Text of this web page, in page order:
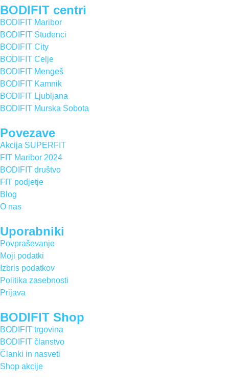
BODIFIT centri
BODIFIT Maribor
BODIFIT Studenci
BODIFIT City
BODIFIT Celje
BODIFIT Mengeš
BODIFIT Kamnik
BODIFIT Ljubljana
BODIFIT Murska Sobota
Povezave
Akcija SUPERFIT
FIT Maribor 2024
BODIFIT društvo
FIT podjetje
Blog
O nas
Uporabniki
Povpraševanje
Moji podatki
Izbris podatkov
Politika zasebnosti
Prijava
BODIFIT Shop
BODIFIT trgovina
BODIFIT članstvo
Članki in nasveti
Shop akcije